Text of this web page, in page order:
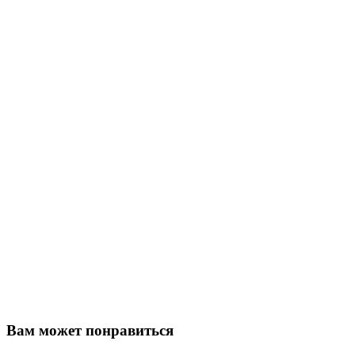
Вам может понравиться